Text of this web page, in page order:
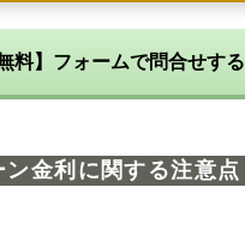
無料】フォームで問合せする
ン金利に関する注意点